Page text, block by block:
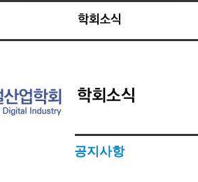
공지사항